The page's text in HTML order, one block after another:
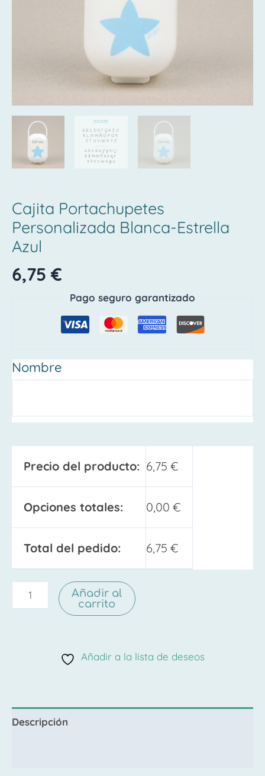
Cajita Portachupetes
Personalizada Blanca-Estrella
Azul
6,75€
Pago seguro garantizado
Nombre
Precio del producto: 6,75 €
Opciones totales: 0,00 €
Total del pedido: 6,75 €
Añadir al
carrito
Añadir a la lista de deseos
Descripción